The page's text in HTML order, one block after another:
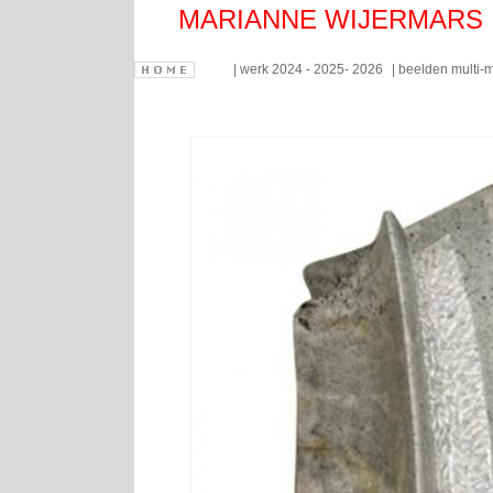
MARIANNE WIJERMARS
werk 2024 - 2025- 2026 beelden multi-